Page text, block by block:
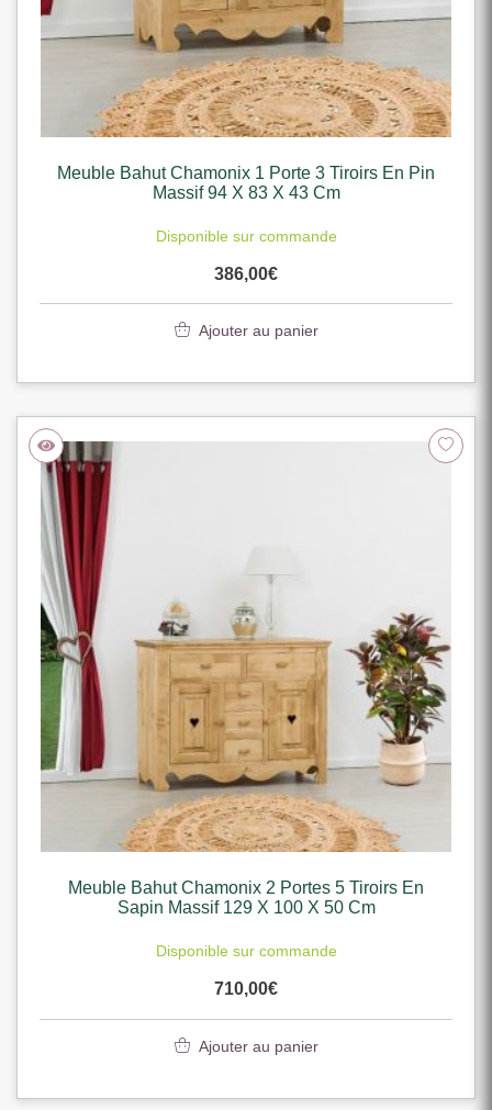
Meuble Bahut Chamonix 1 Porte 3 Tiroirs En Pin
Massif 94 X 83 X 43 Cm
Disponible sur commande
386,00€
Ajouter au panier
Meuble Bahut Chamonix 2 Portes 5 Tiroirs En
Sapin Massif 129 X 100 X 50 Cm
Disponible sur commande
710,00€
Ajouter au panier